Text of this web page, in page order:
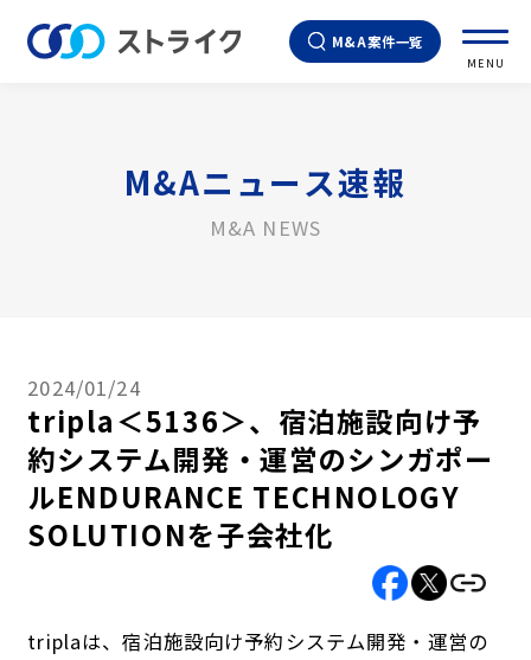
M&A案件一覧
MENU
M&Aニュース速報
M&A NEWS
2024/01/24
tripla＜5136＞、宿泊施設向け予
約システム開発・運営のシンガポー
ルENDURANCE TECHNOLOGY
SOLUTIONを子会社化
triplaは、宿泊施設向け予約システム開発・運営の